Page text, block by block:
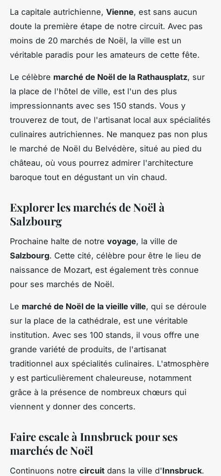
La capitale autrichienne, Vienne, est sans aucun
doute la première étape de notre circuit. Avec pas
moins de 20 marchés de Noël, la ville est un
véritable paradis pour les amateurs de cette fête.
Le célèbre marché de Noël de la Rathausplatz, sur
la place de l'hôtel de ville, est l'un des plus
impressionnants avec ses 150 stands. Vous y
trouverez de tout, de l'artisanat local aux spécialités
culinaires autrichiennes. Ne manquez pas non plus
le marché de Noël du Belvédère, situé au pied du
château, où vous pourrez admirer l'architecture
baroque tout en dégustant un vin chaud.
Explorer les marchés de Noël à
Salzbourg
Prochaine halte de notre voyage, la ville de
Salzbourg. Cette cité, célèbre pour être le lieu de
naissance de Mozart, est également très connue
pour ses marchés de Noël.
Le marché de Noël de la vieille ville, qui se déroule
sur la place de la cathédrale, est une véritable
institution. Avec ses 100 stands, il vous offre une
grande variété de produits, de l'artisanat
traditionnel aux spécialités culinaires. L'atmosphère
y est particulièrement chaleureuse, notamment
grâce à la présence de nombreux chœurs qui
viennent y donner des concerts.
Faire escale à Innsbruck pour ses
marchés de Noël
Continuons notre circuit dans la ville d'Innsbruck.